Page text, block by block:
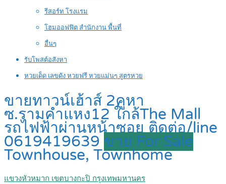
รีสอร์ท โรงแรม
โฮมออฟฟิต สำนักงาน พื้นที่
อื่นๆ
รับโพสต์อสังหา
หวยเด็ด เลขดัง หวยฟรี หวยแม่นๆ สูตรหวย
ขายทาวน์เฮ้าส์ 2คูหา
ซ.รามคำแหง12 ใกล้The Mall
รถไฟฟ้าผ่านหน้าซอย ติดต่อ/line
0619419639 ขาย For Sale
Townhouse, Townhome
แขวงหัวหมาก เขตบางกะปิ กรุงเทพมหานคร